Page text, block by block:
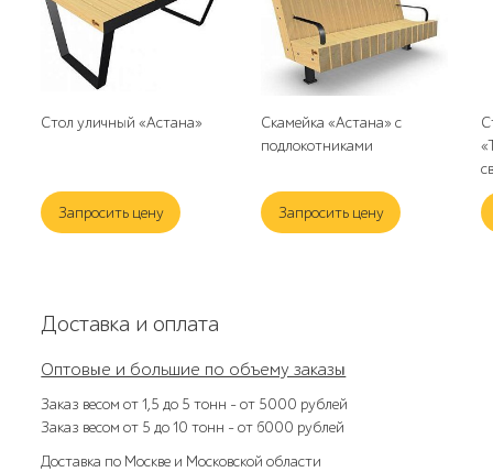
Стол уличный «Астана»
Запросить цену
Скамейка «Астана» с
подлокотниками
Запросить цену
Доставка и оплата
Оптовые и большие по объему заказы
Заказ весом от 1,5 до 5 тонн – от 5000 рублей
Заказ весом от 5 до 10 тонн – от 6000 рублей
Доставка по Москве и Московской области